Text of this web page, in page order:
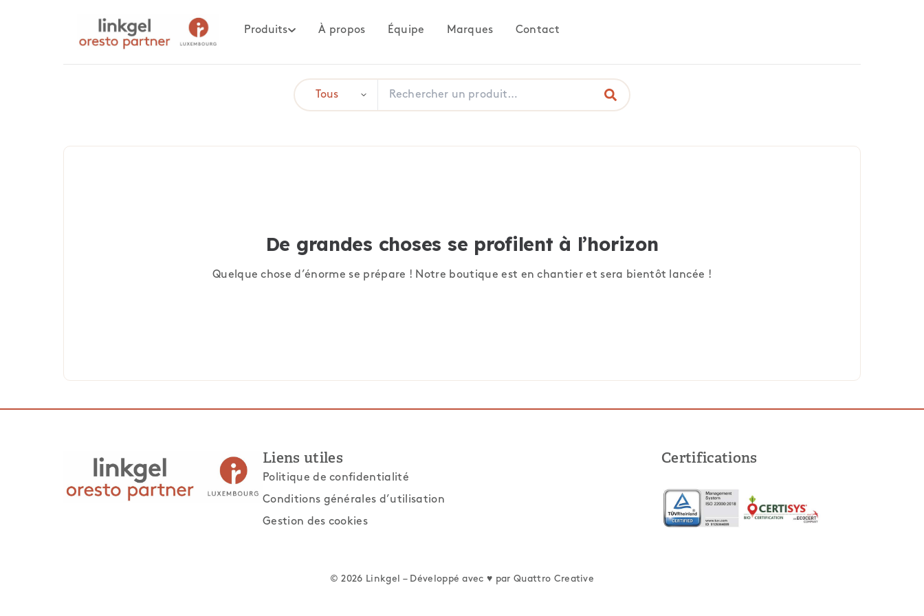
Produits À propos Équipe Marques Contact
De grandes choses se profilent à l’horizon
Quelque chose d’énorme se prépare ! Notre boutique est en chantier et sera bientôt lancée !
Liens utiles
Politique de confidentialité
Conditions générales d’utilisation
Gestion des cookies
Certifications
© 2026 Linkgel – Développé avec ♥ parQuattro Creative